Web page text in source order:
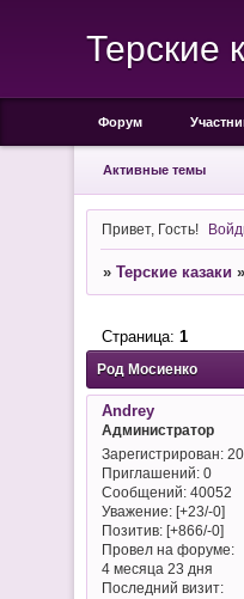
Терские
Форум
Активные темы
Привет, Гость!
» Терские казаки »
Род Мосиенко
Страница: 1
Andrey
Администратор
Зарегистрирован:
Приглашений:0
Сообщений:40052
Уважение: [+23/-0]
Позитив: [+866/-0]
Провел на форуме:
4 месяца 23 дня
Последний визит: